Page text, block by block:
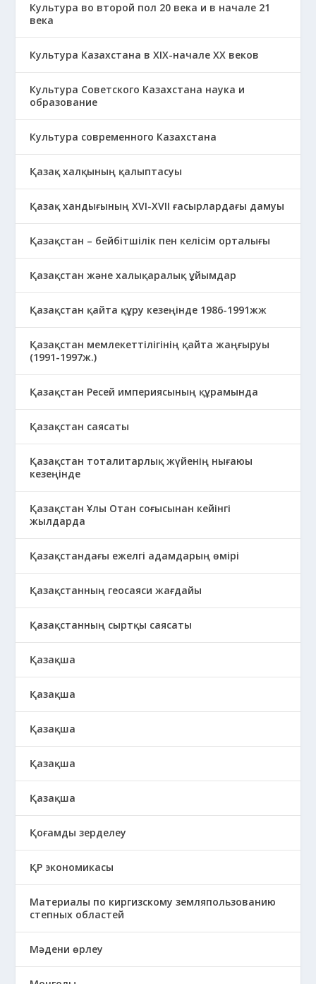
Культура во второй пол 20 века и в начале 21
века
Культура Казахстана в ХІХ-начале ХХ веков
Культура Советского Казахстана наука и
образование
Культура современного Казахстана
Қазақ халқының қалыптасуы
Қазақ хандығының XVI-XVII ғасырлардағы дамуы
Қазақстан – бейбітшілік пен келісім орталығы
Қазақстан және халықаралық ұйымдар
Қазақстан қайта құру кезеңінде 1986-1991жж
Қазақстан мемлекеттілігінің қайта жаңғыруы
(1991-1997ж.)
Қазақстан Ресей империясының құрамында
Қазақстан саясаты
Қазақстан тоталитарлық жүйенің нығаюы
кезеңінде
Қазақстан Ұлы Отан соғысынан кейінгі
жылдарда
Қазақстандағы ежелгі адамдарың өмірі
Қазақстанның геосаяси жағдайы
Қазақстанның сыртқы саясаты
Қазақша
Қазақша
Қазақша
Қазақша
Қазақша
Қоғамды зерделеу
ҚР экономикасы
Материалы по киргизскому земляпользованию
степных областей
Мәдени өрлеу